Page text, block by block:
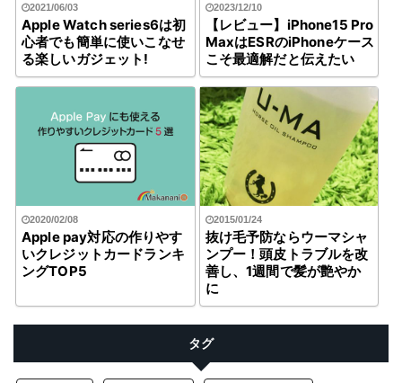
2021/06/03
Apple Watch series6は初
心者でも簡単に使いこなせ
る楽しいガジェット!
2023/12/10
【レビュー】iPhone15 Pro
MaxはESRのiPhoneケース
こそ最適解だと伝えたい
2020/02/08
Apple pay対応の作りやす
いクレジットカードランキ
ングTOP5
2015/01/24
抜け毛予防ならウーマシャ
ンプー！頭皮トラブルを改
善し、1週間で髪が艶やか
に
タグ